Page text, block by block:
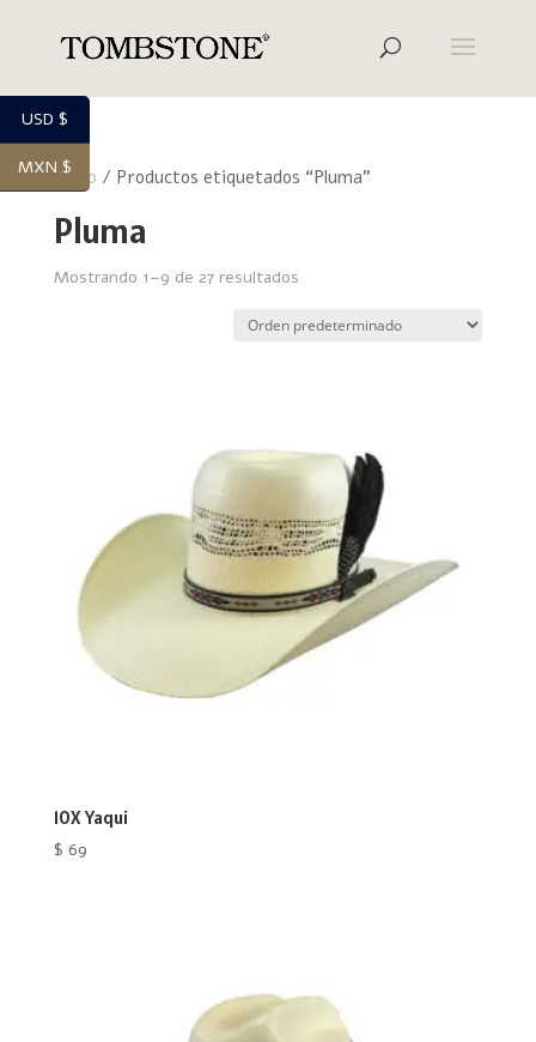
Inicio / Productos etiquetados “Pluma”
Pluma
Mostrando 1–9 de 27 resultados
10X Yaqui
$ 69
USD $
MXN $